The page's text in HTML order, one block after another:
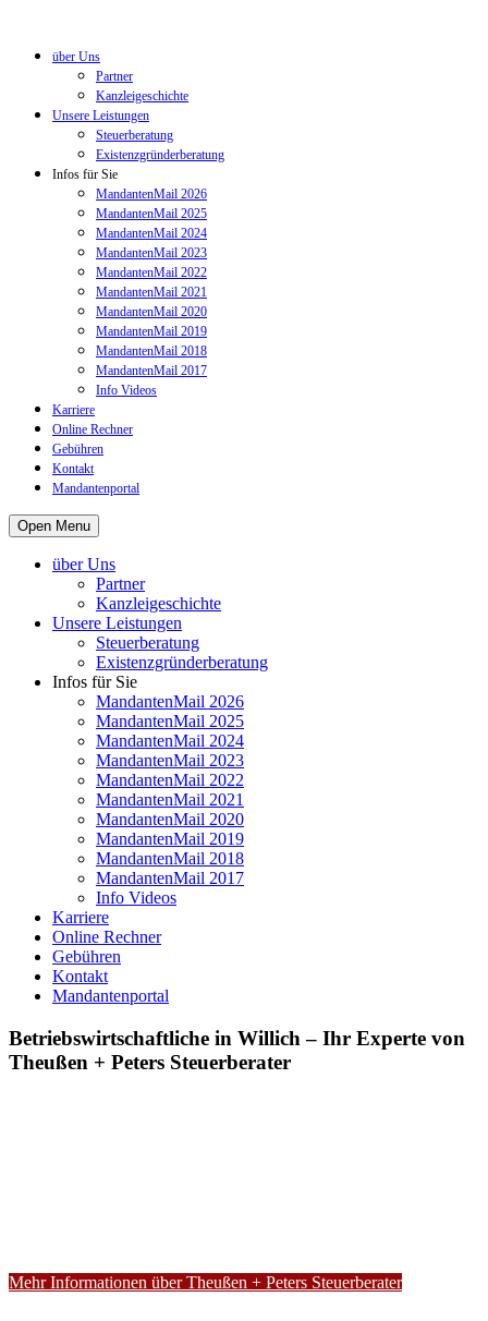
über Uns
Partner
Kanzleigeschichte
Unsere Leistungen
Steuerberatung
Existenzgründerberatung
Infos für Sie
MandantenMail 2026
MandantenMail 2025
MandantenMail 2024
MandantenMail 2023
MandantenMail 2022
MandantenMail 2021
MandantenMail 2020
MandantenMail 2019
MandantenMail 2018
MandantenMail 2017
Info Videos
Karriere
Online Rechner
Gebühren
Kontakt
Mandantenportal
Open Menu
über Uns
Partner
Kanzleigeschichte
Unsere Leistungen
Steuerberatung
Existenzgründerberatung
Infos für Sie
MandantenMail 2026
MandantenMail 2025
MandantenMail 2024
MandantenMail 2023
MandantenMail 2022
MandantenMail 2021
MandantenMail 2020
MandantenMail 2019
MandantenMail 2018
MandantenMail 2017
Info Videos
Karriere
Online Rechner
Gebühren
Kontakt
Mandantenportal
Betriebswirtschaftliche in Willich – Ihr Experte von
Theußen + Peters Steuerberater
Mehr Informationen über Theußen + Peters Steuerberater